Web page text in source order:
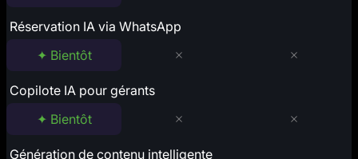
Réservation IA via WhatsApp
✦ Bientôt
Copilote IA pour gérants
✦ Bientôt
Génération de contenu intelligente